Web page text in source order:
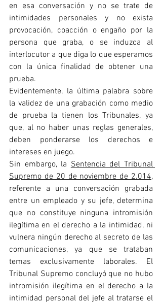
en esa conversación y no se trate de
intimidades personales y no exista
provocación, coacción o engaño por la
persona que graba, o se induzca al
interlocutor a que diga lo que esperamos
con la única finalidad de obtener una
prueba.
Evidentemente, la última palabra sobre
la validez de una grabación como medio
de prueba la tienen los Tribunales, ya
que, al no haber unas reglas generales,
deben ponderarse los derechos e
intereses en juego.
Sin embargo, la Sentencia del Tribunal
Supremo de 20 de noviembre de 2.014,
referente a una conversación grabada
entre un empleado y su jefe, determina
que no constituye ninguna intromisión
ilegítima en el derecho a la intimidad, ni
vulnera ningún derecho al secreto de las
comunicaciones, ya que se trataban
temas exclusivamente laborales. El
Tribunal Supremo concluyó que no hubo
intromisión ilegítima en el derecho a la
intimidad personal del jefe al tratarse el